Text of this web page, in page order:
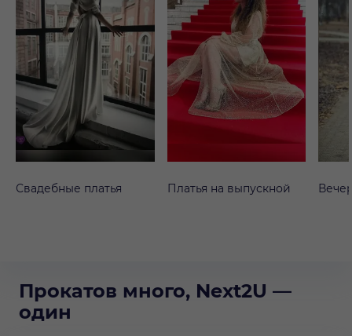
Свадебные платья Платья на выпускной
Прокатов много, Next2U —
один